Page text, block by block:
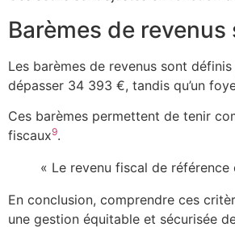
Barèmes de
Les barèmes de revenus sont
dépasser 34 393 €, tandis qu’un
Ces barèmes permettent de tenir
fiscaux9.
« Le revenu fiscal de
En conclusion, comprendre ces
une gestion équitable et sécurisée